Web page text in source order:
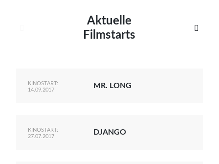
Aktuelle
Filmstarts

KINOSTART:
14.09.2017
MR. LONG
KINOSTART:
27.07.2017
DJANGO